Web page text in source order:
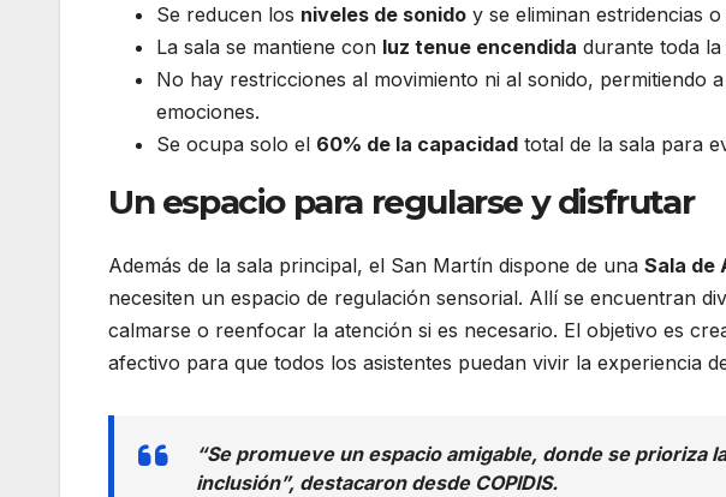
Se reducen los niveles de sonido y se eliminan estridencias
La sala se mantiene con luz tenue encendida durante toda
No hay restricciones al movimiento ni al sonido, permitiendo
emociones.
Se ocupa solo el 60% de la capacidad total de la sala para
Un espacio para regularse y disfrutar
Además de la sala principal, el San Martín dispone de una Sala de
necesiten un espacio de regulación sensorial. Allí se encuentran
calmarse o reenfocar la atención si es necesario. El objetivo es
afectivo para que todos los asistentes puedan vivir la experiencia
“Se promueve un espacio amigable, donde se prioriza
inclusión”, destacaron desde COPIDIS.